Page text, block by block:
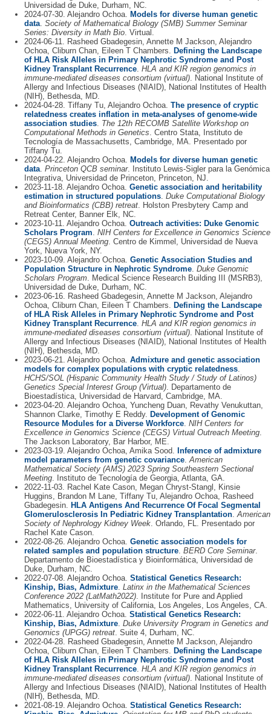
Universidad de Duke, Durham, NC.
2024-07-30. Alejandro Ochoa. Models for diverse human genetic
data. Society of Mathematical Biology (SMB) Summer Seminar
Series: Diversity in Math Bio. Virtual.
2024-06-11. Rasheed Gbadegesin, Annette M Jackson, Alejandro
Ochoa, Cliburn Chan, Eileen T Chambers. Defining the Landscape
of HLA Risk Alleles in Primary Nephrotic Syndrome and Post
Kidney Transplant Recurrence. HLA and KIR region genomics in
immune-mediated diseases consortium (virtual). National Institute of
Allergy and Infectious Diseases (NIAID), National Institutes of Health
(NIH), Bethesda, MD.
2024-04-28. Tiffany Tu, Alejandro Ochoa. The presence of cryptic
relatedness creates inflation in meta-analyses of genome-wide
association studies. The 12th RECOMB Satellite Workshop on
Computational Methods in Genetics. Centro Stata, Instituto de
Tecnología de Massachusetts, Cambridge, MA. Presentado por
Tiffany Tu.
2024-04-22. Alejandro Ochoa. Models for diverse human genetic
data. Princeton QCB seminar. Instituto Lewis-Sigler para la Genómica
Integrativa, Universidad de Princeton, Princeton, NJ.
2023-11-18. Alejandro Ochoa. Genetic association and heritability
estimation in structured populations. Duke Computational Biology
and Bioinformatics (CBB) retreat. Holston Presbytery Camp and
Retreat Center, Banner Elk, NC.
2023-10-11. Alejandro Ochoa. Outreach activities: Duke Genomic
Scholars Program. NIH Centers for Excellence in Genomics Science
(CEGS) Annual Meeting. Centro de Kimmel, Universidad de Nueva
York, Nueva York, NY.
2023-10-09. Alejandro Ochoa. Genetic Association Studies and
Population Structure in Nephrotic Syndrome. Duke Genomic
Scholars Program. Medical Science Research Building III (MSRB3),
Universidad de Duke, Durham, NC.
2023-06-16. Rasheed Gbadegesin, Annette M Jackson, Alejandro
Ochoa, Cliburn Chan, Eileen T Chambers. Defining the Landscape
of HLA Risk Alleles in Primary Nephrotic Syndrome and Post
Kidney Transplant Recurrence. HLA and KIR region genomics in
immune-mediated diseases consortium (virtual). National Institute of
Allergy and Infectious Diseases (NIAID), National Institutes of Health
(NIH), Bethesda, MD.
2023-06-21. Alejandro Ochoa. Admixture and genetic association
models for complex populations with cryptic relatedness.
HCHS/SOL (Hispanic Community Health Study / Study of Latinos)
Genetics Special Interest Group (Virtual). Departamento de
Bioestadística, Universidad de Harvard, Cambridge, MA.
2023-04-20. Alejandro Ochoa, Yuncheng Duan, Revathy Venukuttan,
Shannon Clarke, Timothy E Reddy. Development of Genomic
Resource Modules for a Diverse Workforce. NIH Centers for
Excellence in Genomics Science (CEGS) Virtual Outreach Meeting.
The Jackson Laboratory, Bar Harbor, ME.
2023-03-19. Alejandro Ochoa, Amika Sood. Inference of admixture
model parameters from genetic covariance.American
Mathematical Society (AMS) 2023 Spring Southeastern Sectional
Meeting. Instituto de Tecnología de Georgia, Atlanta, GA.
2022-11-03. Rachel Kate Cason, Megan Chryst-Stangl, Kinsie
Huggins, Brandon M Lane, Tiffany Tu, Alejandro Ochoa, Rasheed
Gbadegesin. HLA Antigens And Recurrence Of Focal Segmental
Glomerulosclerosis In Pediatric Kidney Transplantation.American
Society of Nephrology Kidney Week. Orlando, FL. Presentado por
Rachel Kate Cason.
2022-08-26. Alejandro Ochoa. Genetic association models for
related samples and population structure. BERD Core Seminar.
Departamento de Bioestadística y Bioinformática, Universidad de
Duke, Durham, NC.
2022-07-08. Alejandro Ochoa. Statistical Genetics Research:
Kinship, Bias, Admixture. Latinx in the Mathematical Sciences
Conference 2022 (LatMath2022). Institute for Pure and Applied
Mathematics, University of California, Los Angeles, Los Angeles, CA.
2022-06-11. Alejandro Ochoa. Statistical Genetics Research:
Kinship, Bias, Admixture. Duke University Program in Genetics and
Genomics (UPGG) retreat. Suite 4, Durham, NC.
2022-04-28. Rasheed Gbadegesin, Annette M Jackson, Alejandro
Ochoa, Cliburn Chan, Eileen T Chambers. Defining the Landscape
of HLA Risk Alleles in Primary Nephrotic Syndrome and Post
Kidney Transplant Recurrence. HLA and KIR region genomics in
immune-mediated diseases consortium (virtual). National Institute of
Allergy and Infectious Diseases (NIAID), National Institutes of Health
(NIH), Bethesda, MD.
2021-08-19. Alejandro Ochoa. Statistical Genetics Research: